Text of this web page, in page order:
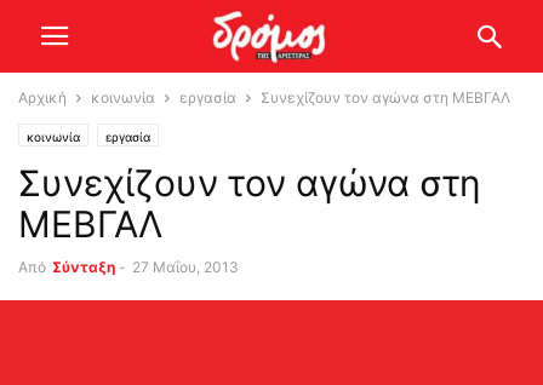
Αρχική κοινωνία εργασία Συνεχίζουν τον αγώνα στη ΜΕΒΓΑΛ
κοινωνία εργασία
Συνεχίζουν τον αγώνα στη
ΜΕΒΓΑΛ
Από Σύνταξη - 27 Μαΐου, 2013